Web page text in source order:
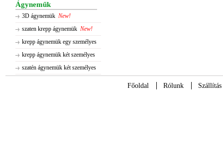
Ágyneműk
3D ágynemük New!
szaten krepp ágynemük New!
krepp ágynemük egy személyes
krepp ágynemük két személyes
szatén ágynemük két személyes
Főoldal Rólunk Szállítás